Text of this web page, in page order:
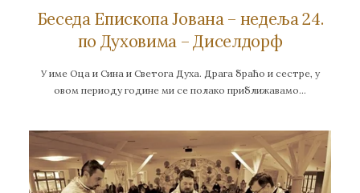
Беседа Епископа Јована – недеља 24.
по Духовима – Диселдорф
У име Оца и Сина и Светога Духа. Драга браћо и сестре, у
овом периоду године ми се полако приближавамо…